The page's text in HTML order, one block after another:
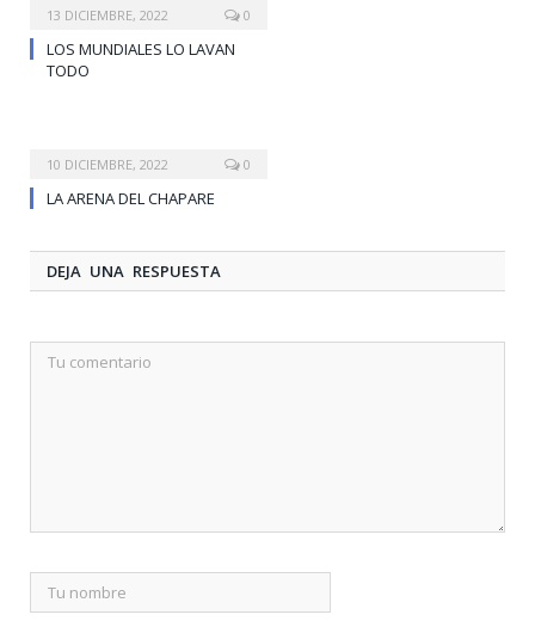
13 DICIEMBRE, 2022 0
LOS MUNDIALES LO LAVAN
TODO
10 DICIEMBRE, 2022 0
LA ARENA DEL CHAPARE
DEJA UNA RESPUESTA